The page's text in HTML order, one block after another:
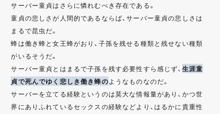
サーバー童貞はさらに憐れむべき存在である。
童貞の悲しさが人間的であるならば、サーバー童貞の悲しさは
まるで昆虫だ。
蜂は働き蜂と女王蜂がおり、子孫を残せる種類と残せない種類
がいるそうだ。
サーバー童貞とはまるで子孫を残す必要性すら感じず、 生涯童
貞で死んでゆく悲しき働き蜂のようなものなのだ。
サーバーを立てる経験というのは莫大な情報量があり、かつ世
界にありふれているセックスの経験などより、はるかに貴重性